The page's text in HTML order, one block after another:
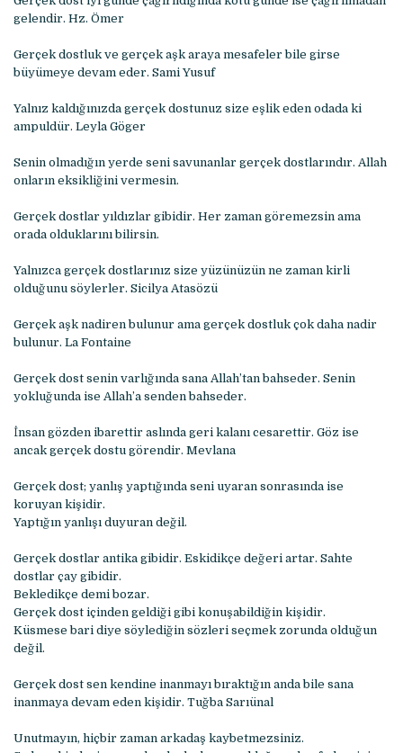
gelendir. Hz. Ömer
Gerçek dostluk ve gerçek aşk araya mesafeler bile girse
büyümeye devam eder. Sami Yusuf
Yalnız kaldığınızda gerçek dostunuz size eşlik eden odada ki
ampuldür. Leyla Göger
Senin olmadığın yerde seni savunanlar gerçek dostlarındır. Allah
onların eksikliğini vermesin.
Gerçek dostlar yıldızlar gibidir. Her zaman göremezsin ama
orada olduklarını bilirsin.
Yalnızca gerçek dostlarınız size yüzünüzün ne zaman kirli
olduğunu söylerler. Sicilya Atasözü
Gerçek aşk nadiren bulunur ama gerçek dostluk çok daha nadir
bulunur. La Fontaine
Gerçek dost senin varlığında sana Allah’tan bahseder. Senin
yokluğunda ise Allah’a senden bahseder.
İnsan gözden ibarettir aslında geri kalanı cesarettir. Göz ise
ancak gerçek dostu görendir. Mevlana
Gerçek dost; yanlış yaptığında seni uyaran sonrasında ise
koruyan kişidir.
Yaptığın yanlışı duyuran değil.
Gerçek dostlar antika gibidir. Eskidikçe değeri artar. Sahte
dostlar çay gibidir.
Bekledikçe demi bozar.
Gerçek dost içinden geldiği gibi konuşabildiğin kişidir.
Küsmese bari diye söylediğin sözleri seçmek zorunda olduğun
değil.
Gerçek dost sen kendine inanmayı bıraktığın anda bile sana
inanmaya devam eden kişidir. Tuğba Sarıünal
Unutmayın, hiçbir zaman arkadaş kaybetmezsiniz.